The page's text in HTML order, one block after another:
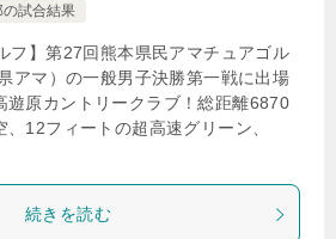
の試合結果
フ】第27回熊本県民アマチュアゴル
アマ）の一般男子決勝第一戦に出場
遊原カントリークラブ！総距離6870
12フィートの超高速グリーン、
続きを読む